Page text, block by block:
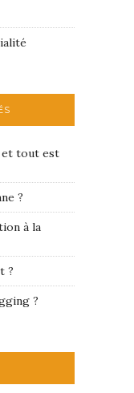
et tout est
?
à la
?
?